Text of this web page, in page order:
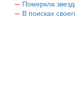
Померкла
В поисках